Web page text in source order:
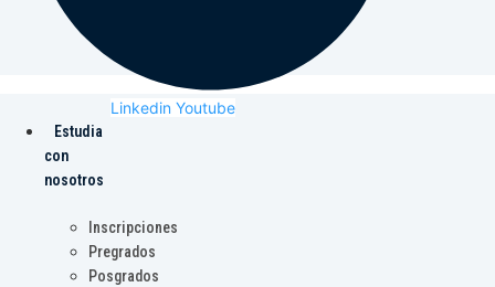
Linkedin Youtube
Estudia
con
nosotros
Inscripciones
Pregrados
Posgrados